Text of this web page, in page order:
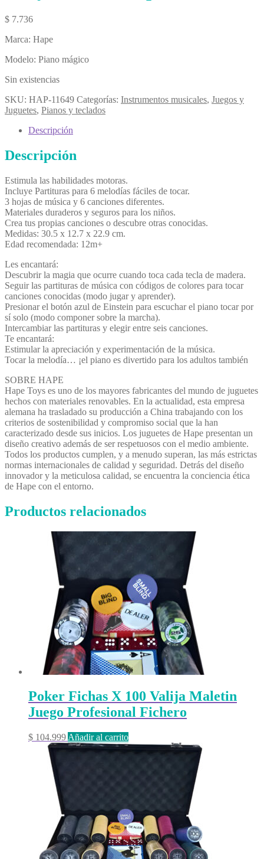
$ 7.736
Marca: Hape
Modelo: Piano mágico
Sin existencias
SKU: HAP-11649 Categorías: Instrumentos musicales, Juegos y
Juguetes, Pianos y teclados
Descripción
Descripción
Estimula las habilidades motoras.
Incluye Partituras para 6 melodías fáciles de tocar.
3 hojas de música y 6 canciones diferentes.
Materiales duraderos y seguros para los niños.
Crea tus propias canciones o descubre otras conocidas.
Medidas: 30.5 x 12.7 x 22.9 cm.
Edad recomendada: 12m+
Les encantará:
Descubrir la magia que ocurre cuando toca cada tecla de madera.
Seguir las partituras de música con códigos de colores para tocar
canciones conocidas (modo jugar y aprender).
Presionar el botón azul de Einstein para escuchar el piano tocar por
sí solo (modo componer sobre la marcha).
Intercambiar las partituras y elegir entre seis canciones.
Te encantará:
Estimular la apreciación y experimentación de la música.
Tocar la melodía… ¡el piano es divertido para los adultos también
SOBRE HAPE
Hape Toys es uno de los mayores fabricantes del mundo de juguetes
hechos con materiales renovables. En la actualidad, esta empresa
alemana ha trasladado su producción a China trabajando con los
criterios de sostenibilidad y compromiso social que la han
caracterizado desde sus inicios. Los juguetes de Hape presentan un
diseño creativo además de ser respetuosos con el medio ambiente.
Todos los productos cumplen, y a menudo superan, las más estrictas
normas internacionales de calidad y seguridad. Detrás del diseño
innovador y la meticulosa calidad, se encuentra la conciencia ética
de Hape con el entorno.
Productos relacionados
Poker Fichas X 100 Valija Maletin
Juego Profesional Fichero
$ 104.999 Añadir al carrito